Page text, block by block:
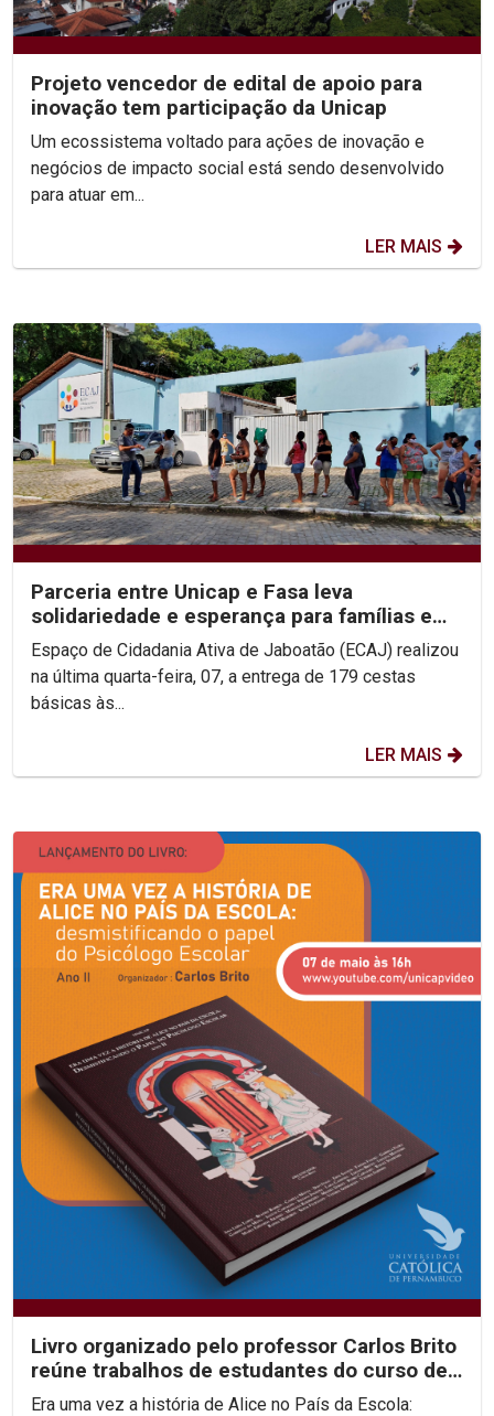
Projeto vencedor de edital de apoio para
inovação tem participação da Unicap
Um ecossistema voltado para ações de inovação e
negócios de impacto social está sendo desenvolvido
para atuar em...
LER MAIS
Parceria entre Unicap e Fasa leva
solidariedade e esperança para famílias em
Jaboatão dos Guararapes
Espaço de Cidadania Ativa de Jaboatão (ECAJ) realizou
na última quarta-feira, 07, a entrega de 179 cestas
básicas às...
LER MAIS
Livro organizado pelo professor Carlos Brito
reúne trabalhos de estudantes do curso de
Psicologia
Era uma vez a história de Alice no País da Escola: